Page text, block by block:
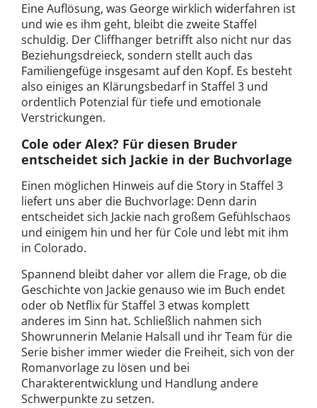
Eine Auflösung, was George wirklich widerfahren ist
und wie es ihm geht, bleibt die zweite Staffel
schuldig. Der Cliffhanger betrifft also nicht nur das
Beziehungsdreieck, sondern stellt auch das
Familiengefüge insgesamt auf den Kopf. Es besteht
also einiges an Klärungsbedarf in Staffel 3 und
ordentlich Potenzial für tiefe und emotionale
Verstrickungen.
Cole oder Alex? Für diesen Bruder
entscheidet sich Jackie in der Buchvorlage
Einen möglichen Hinweis auf die Story in Staffel 3
liefert uns aber die Buchvorlage: Denn darin
entscheidet sich Jackie nach großem Gefühlschaos
und einigem hin und her für Cole und lebt mit ihm
in Colorado.
Spannend bleibt daher vor allem die Frage, ob die
Geschichte von Jackie genauso wie im Buch endet
oder ob Netflix für Staffel 3 etwas komplett
anderes im Sinn hat. Schließlich nahmen sich
Showrunnerin Melanie Halsall und ihr Team für die
Serie bisher immer wieder die Freiheit, sich von der
Romanvorlage zu lösen und bei
Charakterentwicklung und Handlung andere
Schwerpunkte zu setzen.